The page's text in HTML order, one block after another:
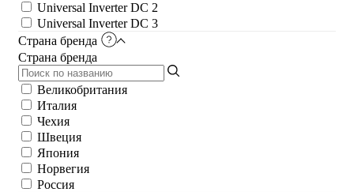
Universal Inverter DC 2
Universal Inverter DC 3
Страна бренда
Страна бренда
Великобритания
Италия
Чеxия
Швеция
Япония
Норвегия
Россия